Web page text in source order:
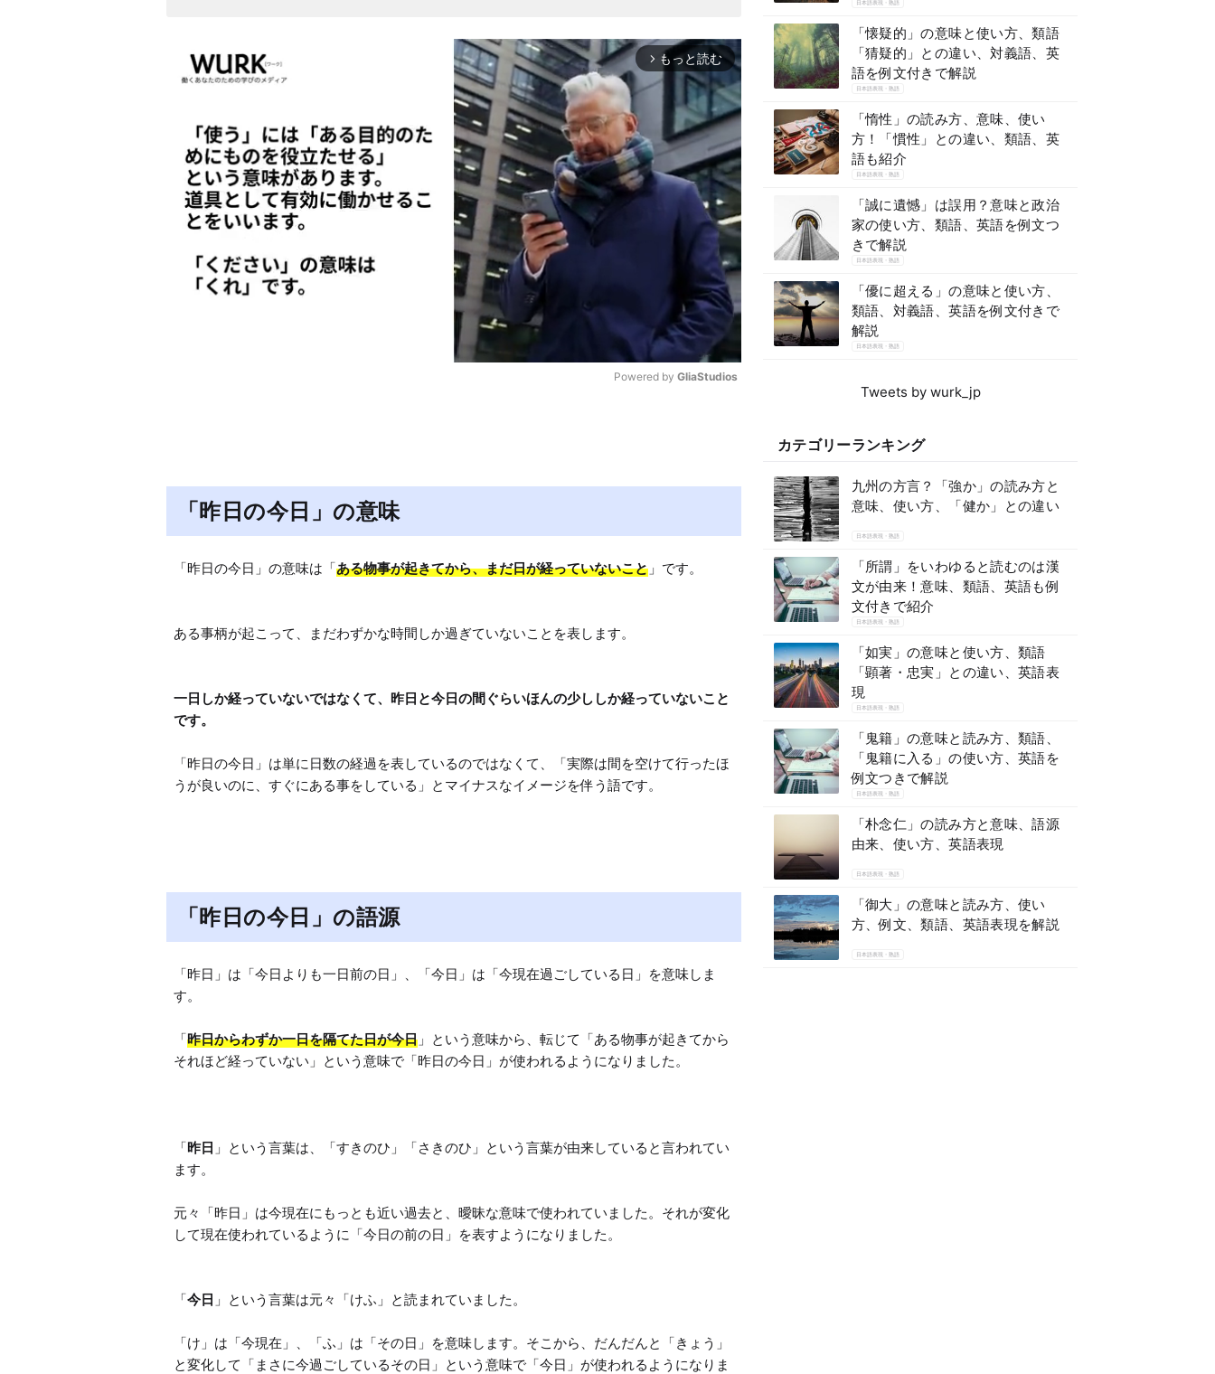
arrow_forward_ios もっと読む
Powered by GliaStudios
「昨日の今日」の意味
「昨日の今日」の意味は「ある物事が起きてから、まだ日が経っていないこと 」です。
ある事柄が起こって、まだわずかな時間しか過ぎていないことを表します。
一日しか経っていないではなくて、昨日と今日の間ぐらいほんの少ししか経っていないこと
「昨日の今日」は単に日数の経過を表しているのではなくて、「実際は間を空けて行ったほ
うが良いのに、すぐにある事をしている」とマイナスなイメージを伴う語です。
「昨日の今日」の語源
「昨日」は「今日よりも一日前の日」、「今日」は「今現在過ごしている日」を意味しま
す。
「昨日からわずか一日を隔てた日が今日 」という意味から、転じて「ある物事が起きてから
それほど経っていない」という意味で「昨日の今日」が使われるようになりました。
「昨日 」という言葉は、「すきのひ」「さきのひ」という言葉が由来していると言われてい
ます。
元々「昨日」は今現在にもっとも近い過去と、曖昧な意味で使われていました。それが変化
して現在使われているように「今日の前の日」を表すようになりました。
「今日 」という言葉は元々「けふ」と読まれていました。
「け」は「今現在」、「ふ」は「その日」を意味します。そこから、だんだんと「きょう」
と変化して「まさに今過ごしているその日」という意味で「今日」が使われるようになりま
日本語表現・熟語
「懐疑的」の意味と使い方、類語
「猜疑的」との違い、対義語、英
語を例文付きで解説
日本語表現・熟語
「惰性」の読み方、意味、使い
方！「慣性」との違い、類語、英
語も紹介
日本語表現・熟語
「誠に遺憾」は誤用？意味と政治
家の使い方、類語、英語を例文つ
きで解説
日本語表現・熟語
「優に超える」の意味と使い方、
類語、対義語、英語を例文付きで
解説
日本語表現・熟語
Tweets by wurk_jp
カテゴリーランキング
九州の方言？「強か」の読み方と
意味、使い方、「健か」との違い
日本語表現・熟語
「所謂」をいわゆると読むのは漢
文が由来！意味、類語、英語も例
文付きで紹介
日本語表現・熟語
「如実」の意味と使い方、類語
「顕著・忠実」との違い、英語表
現
日本語表現・熟語
「鬼籍」の意味と読み方、類語、
「鬼籍に入る」の使い方、英語を
例文つきで解説
日本語表現・熟語
「朴念仁」の読み方と意味、語源
由来、使い方、英語表現
日本語表現・熟語
「御大」の意味と読み方、使い
方、例文、類語、英語表現を解説
日本語表現・熟語